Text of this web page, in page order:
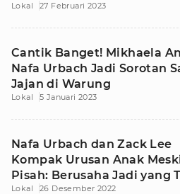
Lokal 27 Februari 2023
Cantik Banget! Mikhaela
Nafa Urbach Jadi Sorotan
Jajan di Warung
Lokal 5 Januari 2023
Nafa Urbach dan Zack Lee
Kompak Urusan Anak
Pisah: Berusaha Jadi yang
Lokal 26 Desember 2022